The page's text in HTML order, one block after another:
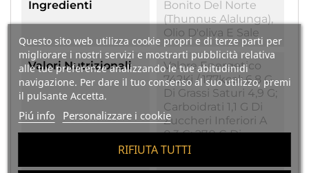
Questo sito web utilizza cookie propri e di terze parti per
migliorare i nostri servizi e mostrarti pubblicità relativa
alle tue preferenze analizzando le tue abitudinidi
navigazione. Per dare il tuo consenso al suo utilizzo, premi
il pulsante Accetta.
Piú info Personalizzare i cookie
RIFIUTA TUTTI
Ingredienti
Bonito Del Norte
(Thunnus Alalunga),
Olio D'oliva E Sale
Valori Nutrizionali
Valore Energetico
742Kj / 177kcal; 6,8 G
Di Grassi Saturi 4,9 G;
Carboidrati 1,1 G Di
Zuccheri Inferiori A
0,3 G; 27,9 G Di
Proteine; Sale 1g